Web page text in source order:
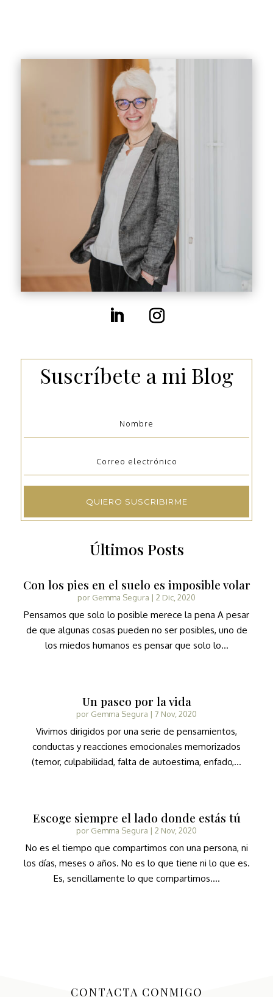
Suscríbete a mi Blog
QUIERO SUSCRIBIRME
Últimos Posts
Con los pies en el suelo es imposible volar
por Gemma Segura | 2 Dic, 2020
Pensamos que solo lo posible merece la pena A pesar
de que algunas cosas pueden no ser posibles, uno de
los miedos humanos es pensar que solo lo...
Un paseo por la vida
por Gemma Segura | 7 Nov, 2020
Vivimos dirigidos por una serie de pensamientos,
conductas y reacciones emocionales memorizados
(temor, culpabilidad, falta de autoestima, enfado,...
Escoge siempre el lado donde estás tú
por Gemma Segura | 2 Nov, 2020
No es el tiempo que compartimos con una persona, ni
los días, meses o años. No es lo que tiene ni lo que es.
Es, sencillamente lo que compartimos....
CONTACTA CONMIGO